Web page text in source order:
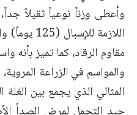
وأعطى وزناً نوعياً ثقيلاً
مقاوم الرقاد، كما تميز بأنه
والمواسم في الزراعة
المثالي الذي يجمع بين الغلة